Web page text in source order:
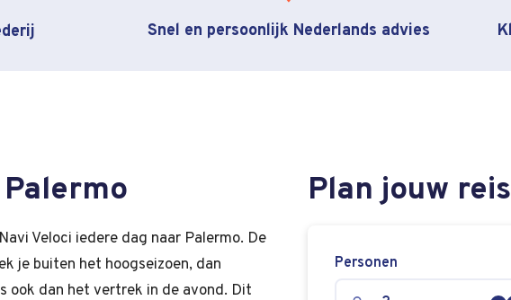
Snel en persoonlijk Nederlands advies
Veloci iedere dag naar Palermo. De
je buiten het hoogseizoen, dan
ook dan het vertrek in de avond. Dit
Plan jouw reis
Personen